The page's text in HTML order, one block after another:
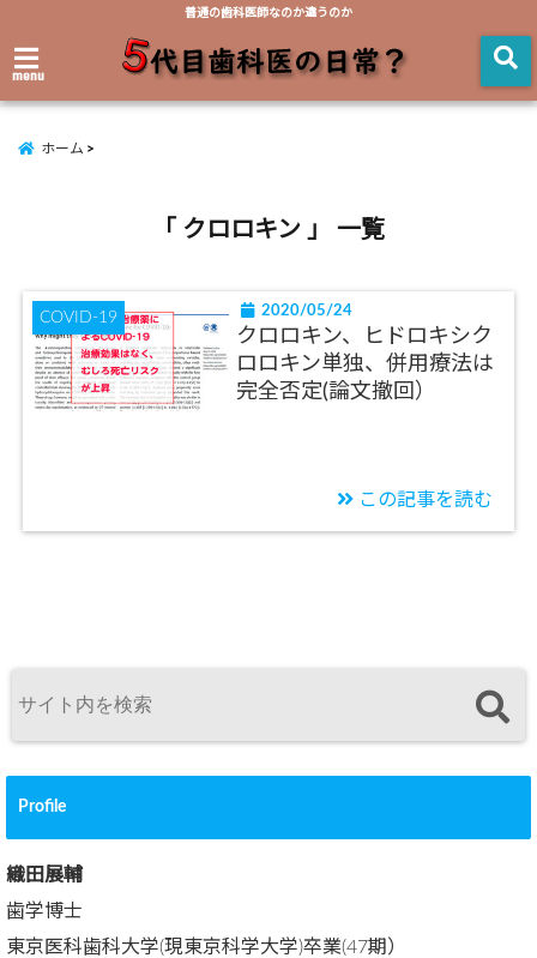
普通の歯科医師なのか違うのか
menu
ホーム
「 クロロキン 」 一覧
COVID-19 2020/05/24
クロロキン、ヒドロキシク
ロロキン単独、併用療法は
完全否定(論文撤回）
この記事を読む
Profile
織田展輔
歯学博士
東京医科歯科大学(現東京科学大学)卒業(47期）